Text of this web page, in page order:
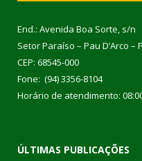
End.: Avenida Boa Sorte, s/n
Setor Paraíso – Pau D’Arco –
CEP: 68545-000
Fone: (94) 3356-8104
Horário de atendimento:
ÚLTIMAS PUBLICAÇÕES